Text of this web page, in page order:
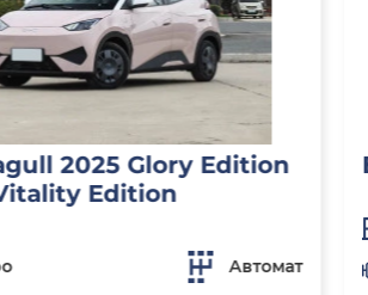
2025 Glory Edition
Edition
Автомат